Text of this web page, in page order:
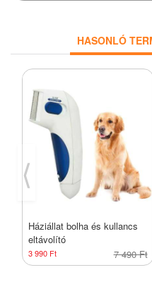
HASONLÓ
⟨
Háziállat bolha és kullancs
eltávolító
3 990 Ft 7 490 Ft